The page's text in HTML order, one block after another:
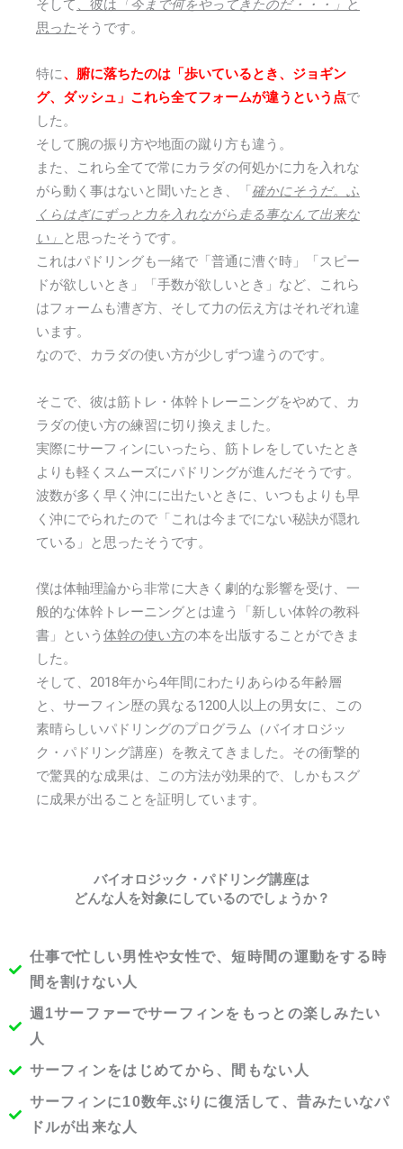
そして 、彼は 「今まで何をやってきたのだ・・・」 と
思ったそうです。
特に、腑に落ちたのは「歩いているとき、ジョギン
グ、ダッシュ」これら全てフォームが違うという点で
した。
そして腕の振り方や地面の蹴り方も違う。
また、これら全てで常にカラダの何処かに力を入れな
がら動く事はないと聞いたとき、「確かにそうだ。ふ
くらはぎにずっと力を入れながら走る事なんて出来な
い」 と思ったそうです。
これはパドリングも一緒で「普通に漕ぐ時」「スピー
ドが欲しいとき」「手数が欲しいとき」など、これら
はフォームも漕ぎ方、そして力の伝え方はそれぞれ違
います。
なので、カラダの使い方が少しずつ違うのです。
そこで、彼は筋トレ・体幹トレーニングをやめて、カ
ラダの使い方の練習に切り換えました。
実際にサーフィンにいったら、筋トレをしていたとき
よりも軽くスムーズにパドリングが進んだそうです。
波数が多く早く沖にに出たいときに、いつもよりも早
く沖にでられたので「これは今までにない秘訣が隠れ
ている」と思ったそうです。
僕は体軸理論から非常に大きく劇的な影響を受け、一
般的な体幹トレーニングとは違う「新しい体幹の教科
書」という 体幹の使い方の本を出版することができま
した。
そして、2018年から4年間にわたりあらゆる年齢層
と、サーフィン歴の異なる1200人以上の男女に、この
素晴らしいパドリングのプログラム（バイオロジッ
ク・パドリング講座）を教えてきました。その衝撃的
で驚異的な成果は、この方法が効果的で、しかもスグ
に成果が出ることを証明しています。
バイオロジック・パドリング講座は
どんな人を対象にしているのでしょうか？
仕事で忙しい男性や女性で、短時間の運動をする時
間を割けない人
週1サーファーでサーフィンをもっとの楽しみたい
人
サーフィンをはじめてから、間もない人
サーフィンに10数年ぶりに復活して、昔みたいなパ
ドルが出来な人